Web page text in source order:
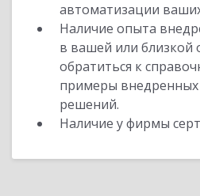
автоматизации
Наличие опыта
в вашей или близкой
обратиться к
примеры
решений.
Наличие у фирмы